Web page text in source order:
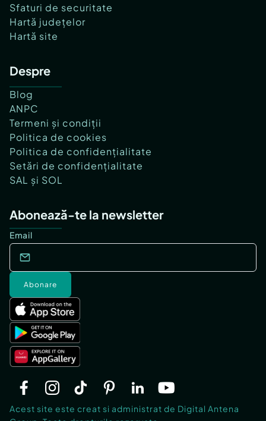
Sfaturi de securitate
Hartă județelor
Hartă site
Despre
Blog
ANPC
Termeni și condiții
Politica de cookies
Politica de confidențialitate
Setări de confidențialitate
SAL și SOL
Abonează-te la newsletter
Email
Abonare
Acest site este creat si administrat de Digital Antena